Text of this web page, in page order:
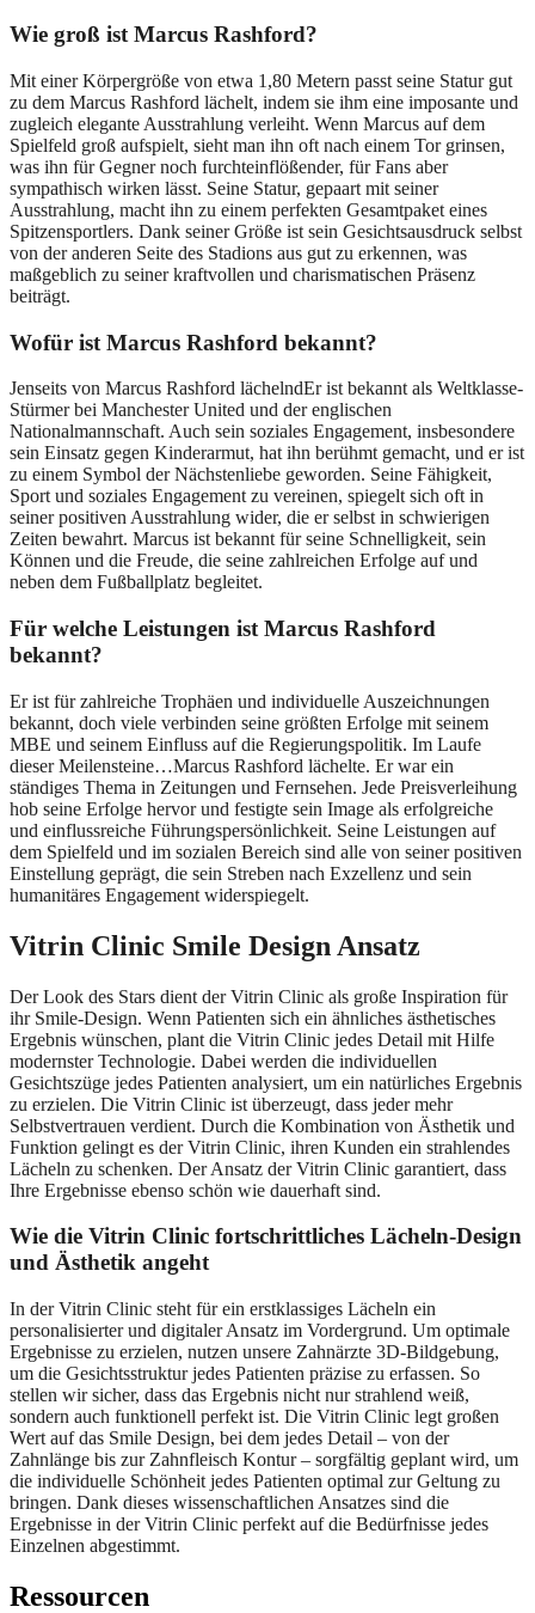
Wie groß ist Marcus Rashford?
Mit einer Körpergröße von etwa 1,80 Metern passt seine Statur gut
zu dem Marcus Rashford lächelt, indem sie ihm eine imposante und
zugleich elegante Ausstrahlung verleiht. Wenn Marcus auf dem
Spielfeld groß aufspielt, sieht man ihn oft nach einem Tor grinsen,
was ihn für Gegner noch furchteinflößender, für Fans aber
sympathisch wirken lässt. Seine Statur, gepaart mit seiner
Ausstrahlung, macht ihn zu einem perfekten Gesamtpaket eines
Spitzensportlers. Dank seiner Größe ist sein Gesichtsausdruck selbst
von der anderen Seite des Stadions aus gut zu erkennen, was
maßgeblich zu seiner kraftvollen und charismatischen Präsenz
beiträgt.
Wofür ist Marcus Rashford bekannt?
Jenseits von Marcus Rashford lächelndEr ist bekannt als Weltklasse-
Stürmer bei Manchester United und der englischen
Nationalmannschaft. Auch sein soziales Engagement, insbesondere
sein Einsatz gegen Kinderarmut, hat ihn berühmt gemacht, und er ist
zu einem Symbol der Nächstenliebe geworden. Seine Fähigkeit,
Sport und soziales Engagement zu vereinen, spiegelt sich oft in
seiner positiven Ausstrahlung wider, die er selbst in schwierigen
Zeiten bewahrt. Marcus ist bekannt für seine Schnelligkeit, sein
Können und die Freude, die seine zahlreichen Erfolge auf und
neben dem Fußballplatz begleitet.
Für welche Leistungen ist Marcus Rashford
bekannt?
Er ist für zahlreiche Trophäen und individuelle Auszeichnungen
bekannt, doch viele verbinden seine größten Erfolge mit seinem
MBE und seinem Einfluss auf die Regierungspolitik. Im Laufe
dieser Meilensteine…Marcus Rashford lächelte. Er war ein
ständiges Thema in Zeitungen und Fernsehen. Jede Preisverleihung
hob seine Erfolge hervor und festigte sein Image als erfolgreiche
und einflussreiche Führungspersönlichkeit. Seine Leistungen auf
dem Spielfeld und im sozialen Bereich sind alle von seiner positiven
Einstellung geprägt, die sein Streben nach Exzellenz und sein
humanitäres Engagement widerspiegelt.
Vitrin Clinic Smile Design Ansatz
Der Look des Stars dient der Vitrin Clinic als große Inspiration für
ihr Smile-Design. Wenn Patienten sich ein ähnliches ästhetisches
Ergebnis wünschen, plant die Vitrin Clinic jedes Detail mit Hilfe
modernster Technologie. Dabei werden die individuellen
Gesichtszüge jedes Patienten analysiert, um ein natürliches Ergebnis
zu erzielen. Die Vitrin Clinic ist überzeugt, dass jeder mehr
Selbstvertrauen verdient. Durch die Kombination von Ästhetik und
Funktion gelingt es der Vitrin Clinic, ihren Kunden ein strahlendes
Lächeln zu schenken. Der Ansatz der Vitrin Clinic garantiert, dass
Ihre Ergebnisse ebenso schön wie dauerhaft sind.
Wie die Vitrin Clinic fortschrittliches Lächeln-Design
und Ästhetik angeht
In der Vitrin Clinic steht für ein erstklassiges Lächeln ein
personalisierter und digitaler Ansatz im Vordergrund. Um optimale
Ergebnisse zu erzielen, nutzen unsere Zahnärzte 3D-Bildgebung,
um die Gesichtsstruktur jedes Patienten präzise zu erfassen. So
stellen wir sicher, dass das Ergebnis nicht nur strahlend weiß,
sondern auch funktionell perfekt ist. Die Vitrin Clinic legt großen
Wert auf das Smile Design, bei dem jedes Detail – von der
Zahnlänge bis zur Zahnfleisch Kontur – sorgfältig geplant wird, um
die individuelle Schönheit jedes Patienten optimal zur Geltung zu
bringen. Dank dieses wissenschaftlichen Ansatzes sind die
Ergebnisse in der Vitrin Clinic perfekt auf die Bedürfnisse jedes
Einzelnen abgestimmt.
Ressourcen